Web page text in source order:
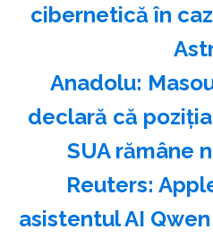
cibernetică în
Anadolu:
declară că
SUA rămâne
Reuters:
asistentul AI